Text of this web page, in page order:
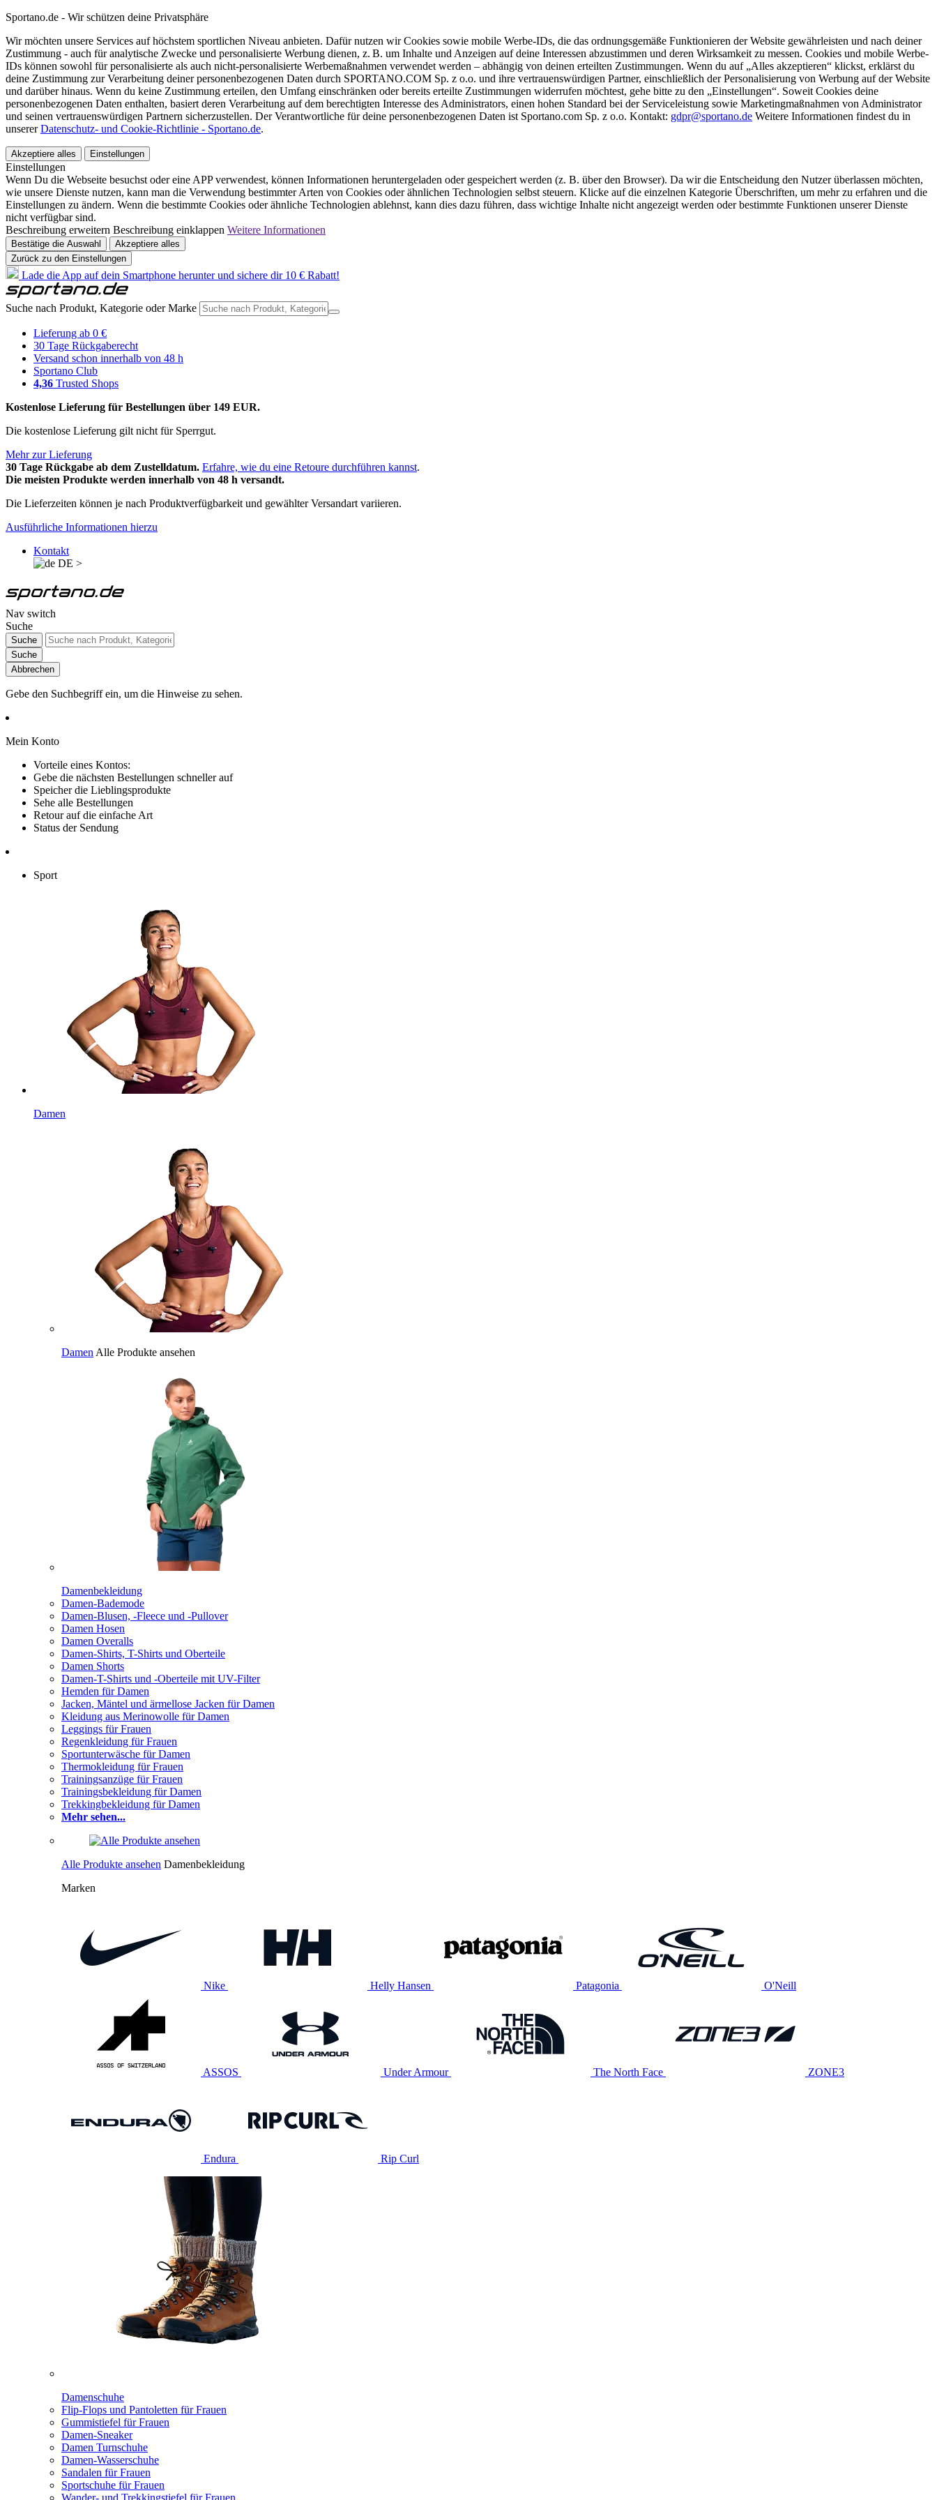
Sportano.de - Wir schützen deine Privatsphäre
Wir möchten unsere Services auf höchstem sportlichen Niveau anbieten. Dafür nutzen wir Cookies sowie mobile Werbe-IDs, die das ordnungsgemäße Funktionieren der Website gewährleisten und nach deiner
Zustimmung - auch für analytische Zwecke und personalisierte Werbung dienen, z. B. um Inhalte und Anzeigen auf deine Interessen abzustimmen und deren Wirksamkeit zu messen. Cookies und mobile Werbe-
IDs können sowohl für personalisierte als auch nicht-personalisierte Werbemaßnahmen verwendet werden – abhängig von deinen erteilten Zustimmungen. Wenn du auf „Alles akzeptieren“ klickst, erklärst du
deine Zustimmung zur Verarbeitung deiner personenbezogenen Daten durch SPORTANO.COM Sp. z o.o. und ihre vertrauenswürdigen Partner, einschließlich der Personalisierung von Werbung auf der Website
und darüber hinaus. Wenn du keine Zustimmung erteilen, den Umfang einschränken oder bereits erteilte Zustimmungen widerrufen möchtest, gehe bitte zu den „Einstellungen“. Soweit Cookies deine
personenbezogenen Daten enthalten, basiert deren Verarbeitung auf dem berechtigten Interesse des Administrators, einen hohen Standard bei der Serviceleistung sowie Marketingmaßnahmen von Administrator
und seinen vertrauenswürdigen Partnern sicherzustellen. Der Verantwortliche für deine personenbezogenen Daten ist Sportano.com Sp. z o.o. Kontakt: gdpr@sportano.de Weitere Informationen findest du in
unsererDatenschutz- und Cookie-Richtlinie - Sportano.de.
Akzeptiere alles Einstellungen
Einstellungen
Wenn Du die Webseite besuchst oder eine APP verwendest, können Informationen heruntergeladen oder gespeichert werden (z. B. über den Browser). Da wir die Entscheidung den Nutzer überlassen möchten,
wie unsere Dienste nutzen, kann man die Verwendung bestimmter Arten von Cookies oder ähnlichen Technologien selbst steuern. Klicke auf die einzelnen Kategorie Überschriften, um mehr zu erfahren und die
Einstellungen zu ändern. Wenn die bestimmte Cookies oder ähnliche Technologien ablehnst, kann dies dazu führen, dass wichtige Inhalte nicht angezeigt werden oder bestimmte Funktionen unserer Dienste
nicht verfügbar sind.
Beschreibung erweitern Beschreibung einklappen Weitere Informationen
Bestätige die Auswahl
Akzeptiere alles
Zurück zu den Einstellungen
Lade die App auf dein Smartphone herunter und sichere dir 10 € Rabatt!
Suche nach Produkt, Kategorie oder Marke
Lieferung ab 0 €
30 Tage Rückgaberecht
Versand schon innerhalb von 48 h
Sportano Club
4,36 Trusted Shops
Kostenlose Lieferung für Bestellungen über 149 EUR.
Die kostenlose Lieferung gilt nicht für Sperrgut.
Mehr zur Lieferung
30 Tage Rückgabe ab dem Zustelldatum. Erfahre, wie du eine Retoure durchführen kannst.
Die meisten Produkte werden innerhalb von 48 h versandt.
Die Lieferzeiten können je nach Produktverfügbarkeit und gewählter Versandart variieren.
Ausführliche Informationen hierzu
Kontakt
DE >
Nav switch
Suche
Suche
Suche
Abbrechen
Gebe den Suchbegriff ein, um die Hinweise zu sehen.
Mein Konto
Vorteile eines Kontos:
Gebe die nächsten Bestellungen schneller auf
Speicher die Lieblingsprodukte
Sehe alle Bestellungen
Retour auf die einfache Art
Status der Sendung
Sport
Damen
Damen Alle Produkte ansehen
Damenbekleidung
Damen-Bademode
Damen-Blusen, -Fleece und -Pullover
Damen Hosen
Damen Overalls
Damen-Shirts, T-Shirts und Oberteile
Damen Shorts
Damen-T-Shirts und -Oberteile mit UV-Filter
Hemden für Damen
Jacken, Mäntel und ärmellose Jacken für Damen
Kleidung aus Merinowolle für Damen
Leggings für Frauen
Regenkleidung für Frauen
Sportunterwäsche für Damen
Thermokleidung für Frauen
Trainingsanzüge für Frauen
Trainingsbekleidung für Damen
Trekkingbekleidung für Damen
Mehr sehen...
Alle Produkte ansehen Damenbekleidung
Marken
Nike Helly Hansen Patagonia O'Neill
ASSOS Under Armour The North Face ZONE3
Endura Rip Curl
Damenschuhe
Flip-Flops und Pantoletten für Frauen
Gummistiefel für Frauen
Damen-Sneaker
Damen Turnschuhe
Damen-Wasserschuhe
Sandalen für Frauen
Sportschuhe für Frauen
Wander- und Trekkingstiefel für Frauen